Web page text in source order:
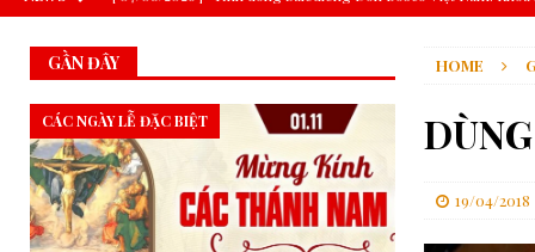
[ 06/08/2026 ] Đức Thánh Cha: Truyền thông phải phục vụ
[ 06/08/2026 ] Đức Thánh Cha sẽ tông du Uruguay, Argentina
[ 06/08/2026 ] Trí tuệ nhân tạo và trí tuệ Giáo hội theo thông
[ 06/08/2026 ] ĐHY Parolin tại Guatemala: Nói không với bất
[ 06/08/2026 ] GIÁO HỘI
HOME
19/04/2018
GẦN ĐÂY
CÁC NGÀY LỄ ĐẶC BIỆT